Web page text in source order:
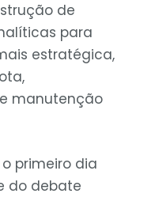
de
para
estratégica,
manutenção
o primeiro dia
do debate